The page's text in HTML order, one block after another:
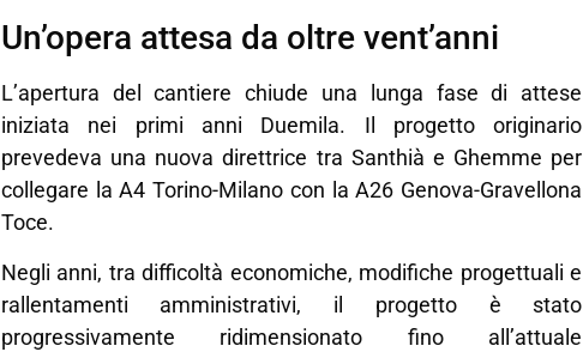
Un’opera attesa da oltre vent’anni
L’apertura del cantiere chiude una lunga fase di attese
iniziata nei primi anni Duemila. Il progetto originario
prevedeva una nuova direttrice tra Santhià e Ghemme per
collegare la A4 Torino-Milano con la A26 Genova-Gravellona
Toce.
Negli anni, tra difficoltà economiche, modifiche progettuali e
rallentamenti amministrativi, il progetto è stato
progressivamente ridimensionato fino all’attuale